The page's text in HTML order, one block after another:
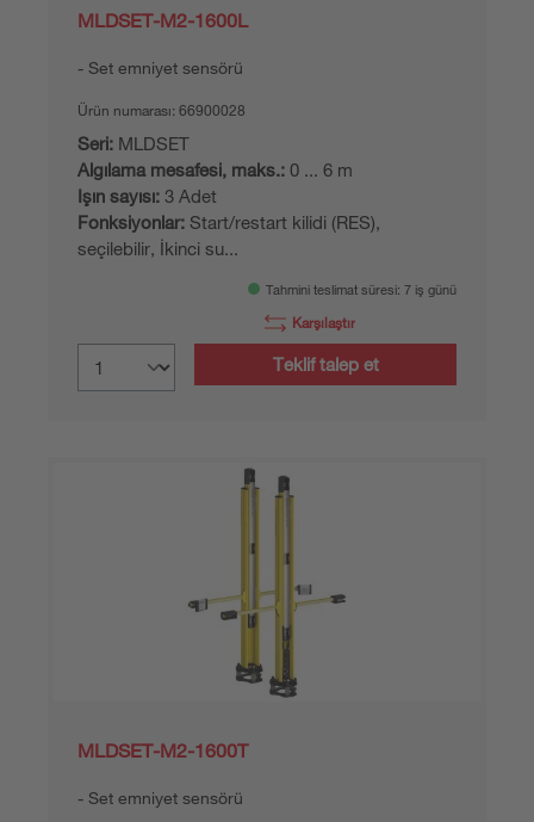
MLDSET-M2-1600L
Set emniyet sensörü
Ürün numarası: 66900028
Seri: MLDSET
Algılama mesafesi, maks.: 0 ... 6 m
Işın sayısı: 3 Adet
Fonksiyonlar: Start/restart kilidi (RES),
seçilebilir, İkinci su...
Tahmini teslimat süresi: 7 iş günü
Karşılaştır
Teklif talep et
MLDSET-M2-1600T
Set emniyet sensörü